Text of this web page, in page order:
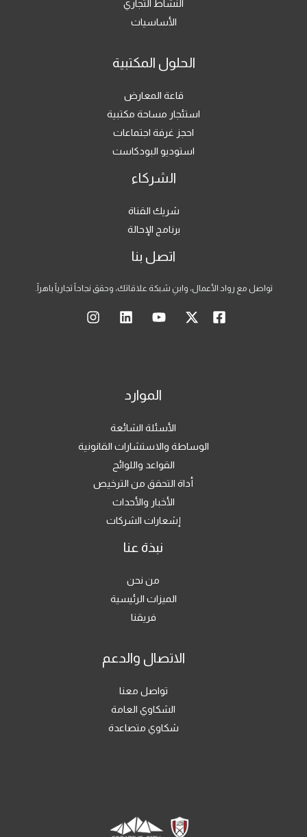
النشاط التجاري
الأساسيات
الحلول المكتبية
قاعة المعارض
استئجار مساحة مكتبية
احجز غرفة اجتماعات
استوديو البودكاست
الشركاء
شريك القناة
برنامج الإحالة
اتصل بنا
تواصل مع رواد الأعمال، وابنِ شبكة علاقاتك، وحقق نجاحاً تجارياً باهراً.
الموارد
الأسئلة الشائعة
الوساطة والاستشارات القانونية
القواعد واللوائح
أداة التحقق من الترخيص
الأخبار والأحداث
إشعارات الشركات
نبذة عنا
من نحن
الميزات الرئيسية
فريقنا
الاتصال والدعم
تواصل معنا
الشكاوي العامة
شكاوي متصاعدة